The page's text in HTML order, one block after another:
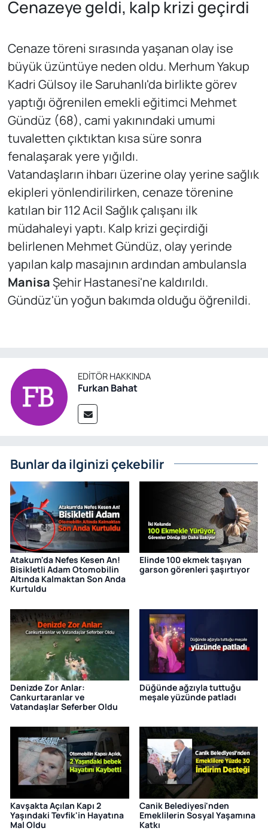
Cenazeye geldi, kalp krizi geçirdi
Cenaze töreni sırasında yaşanan olay ise
büyük üzüntüye neden oldu. Merhum Yakup
Kadri Gülsoy ile Saruhanlı'da birlikte görev
yaptığı öğrenilen emekli eğitimci Mehmet
Gündüz (68), cami yakınındaki umumi
tuvaletten çıktıktan kısa süre sonra
fenalaşarak yere yığıldı.
Vatandaşların ihbarı üzerine olay yerine sağlık
ekipleri yönlendirilirken, cenaze törenine
katılan bir 112 Acil Sağlık çalışanı ilk
müdahaleyi yaptı. Kalp krizi geçirdiği
belirlenen Mehmet Gündüz, olay yerinde
yapılan kalp masajının ardından ambulansla
ManisaŞehir Hastanesi'ne kaldırıldı.
Gündüz'ün yoğun bakımda olduğu öğrenildi.
EDITÖR HAKKINDA
Furkan Bahat
Bunlar da ilginizi çekebilir
Atakum'da Nefes Kesen An!
Bisikletli Adam Otomobilin
Altında Kalmaktan Son Anda
Kurtuldu
Elinde 100 ekmek taşıyan
garson görenleri şaşırtıyor
Denizde Zor Anlar:
Cankurtaranlar ve
Vatandaşlar Seferber Oldu
Düğünde ağzıyla tuttuğu
meşale yüzünde patladı
Kavşakta Açılan Kapı 2
Yaşındaki Tevfik'in Hayatına
Mal Oldu
Canik Belediyesi'nden
Emeklilerin Sosyal Yaşamına
Katkı